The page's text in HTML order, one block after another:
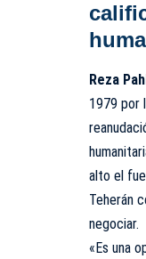
Reza
1979 por
alto el
Teherán
negociar.
«Es una